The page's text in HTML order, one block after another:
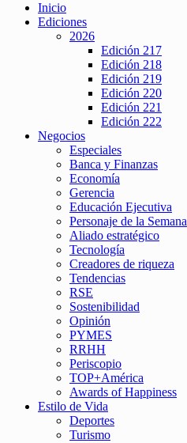
Inicio
Ediciones
2026
Edición 217
Edición 218
Edición 219
Edición 220
Edición 221
Edición 222
Negocios
Especiales
Banca y Finanzas
Economía
Gerencia
Educación Ejecutiva
Personaje de la Semana
Aliado estratégico
Tecnología
Creadores de riqueza
Tendencias
RSE
Sostenibilidad
Opinión
PYMES
RRHH
Periscopio
TOP+América
Awards of Happiness
Estilo de Vida
Deportes
Turismo